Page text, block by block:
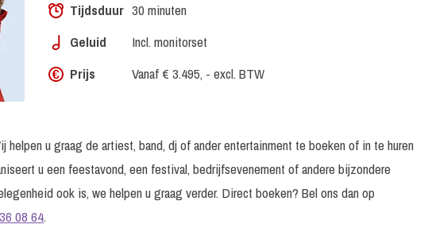
Tijdsduur 30 minuten
Geluid
Incl. monitorset
Prijs
Vanaf € 3.495, - excl. BTW
helpen u graag de artiest, band, dj of ander entertainment te boeken of in te huren
u een feestavond, een festival, bedrijfsevenement of andere bijzondere
ook is, we helpen u graag verder. Direct boeken? Bel ons dan op
08 64.